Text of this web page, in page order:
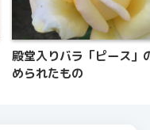
殿堂入りバラ「ピース」
められたもの